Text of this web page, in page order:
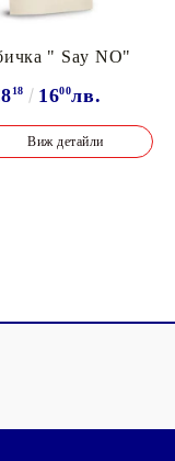
" Say NO"
18 1600лв.
Виж детайли